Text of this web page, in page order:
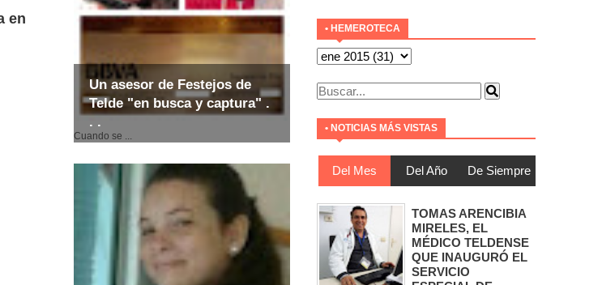
Un asesor de Festejos de
Telde "en busca y captura" .
. .
Cuando se ...
en
• HEMEROTECA
• NOTICIAS MÁS VISTAS
Del Mes Del Año De Siempre
TOMAS ARENCIBIA
MIRELES, EL
MÉDICO TELDENSE
QUE INAUGURÓ EL
SERVICIO